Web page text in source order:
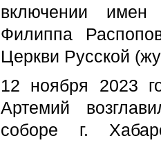
включении имен
Филиппа
Церкви Русской
12 ноября 2023
Артемий
соборе г.